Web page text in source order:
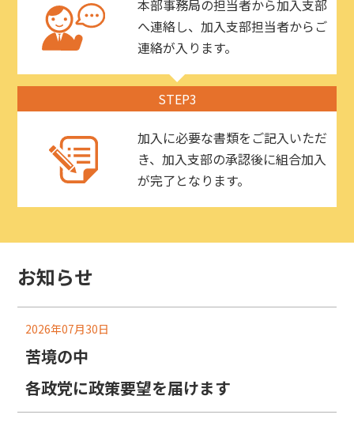
本部事務局の担当者から加入支部
へ連絡し、加入支部担当者からご
連絡が入ります。
STEP3
加入に必要な書類をご記入いただ
き、加入支部の承認後に組合加入
が完了となります。
お知らせ
2026年07月30日
苦境の中
各政党に政策要望を届けます